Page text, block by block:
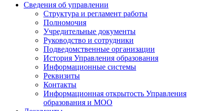
Сведения об управлении
Структура и регламент работы
Полномочия
Учредительные документы
Руководство и сотрудники
Подведомственные организации
История Управления образования
Информационные системы
Реквизиты
Контакты
Информационная открытость Управления
образования и МОО